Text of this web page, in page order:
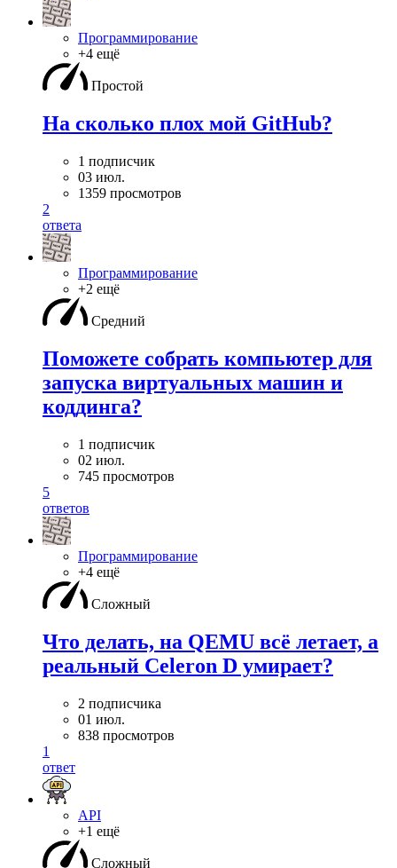
Программирование
+4 ещё
Простой
На сколько плох мой GitHub?
1 подписчик
03 июл.
1359 просмотров
2
ответа
Программирование
+2 ещё
Средний
Поможете собрать компьютер для
запуска виртуальных машин и
коддинга?
1 подписчик
02 июл.
745 просмотров
5
ответов
Программирование
+4 ещё
Сложный
Что делать, на QEMU всё летает, а
реальный Celeron D умирает?
2 подписчика
01 июл.
838 просмотров
1
ответ
API
+1 ещё
Сложный